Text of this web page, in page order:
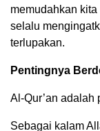
memudahkan
selalu
terlupakan.
Pentingnya
Al-Qur’an adalah
Sebagai kalam